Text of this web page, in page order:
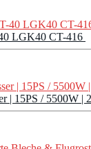
LGK40 CT-416
| 15PS / 5500W